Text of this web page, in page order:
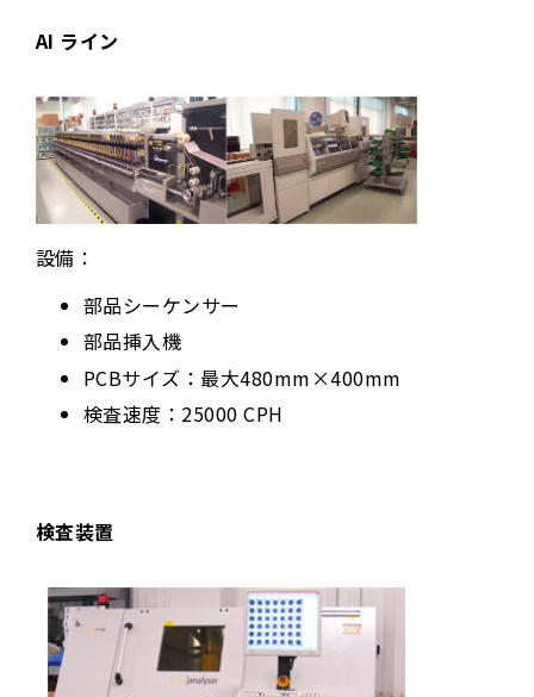
AI ライン
設備：
部品シーケンサー
部品挿入機
PCBサイズ：最大480mm×400mm
検査速度：25000 CPH
検査装置